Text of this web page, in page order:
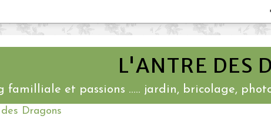
L'ANTRE DES
familliale et passions ..... jardin, bricolage,